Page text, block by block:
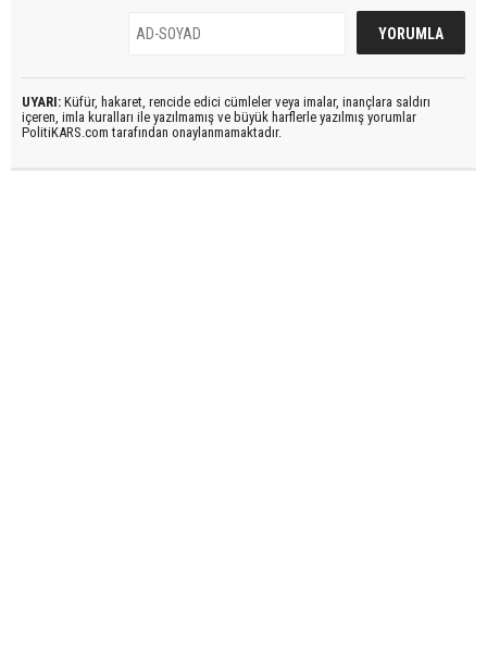
UYARI: Küfür, hakaret, rencide edici cümleler veya imalar, inançlara saldırı
içeren, imla kuralları ile yazılmamış ve büyük harflerle yazılmış yorumlar
PolitiKARS.com tarafından onaylanmamaktadır.